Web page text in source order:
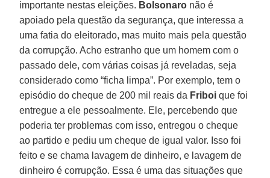
importante nestas eleições. Bolsonaro não é
apoiado pela questão da segurança, que interessa a
uma fatia do eleitorado, mas muito mais pela questão
da corrupção. Acho estranho que um homem com o
passado dele, com várias coisas já reveladas, seja
considerado como “ficha limpa”. Por exemplo, tem o
episódio do cheque de 200 mil reais da Friboi que foi
entregue a ele pessoalmente. Ele, percebendo que
poderia ter problemas com isso, entregou o cheque
ao partido e pediu um cheque de igual valor. Isso foi
feito e se chama lavagem de dinheiro, e lavagem de
dinheiro é corrupção. Essa é uma das situações que